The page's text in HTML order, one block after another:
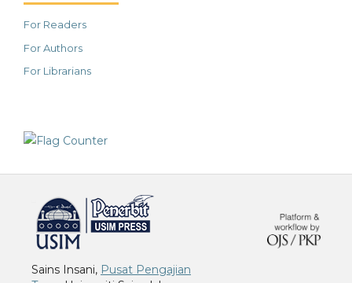
For Readers
For Authors
For Librarians
Sains Insani, Pusat Pengajian